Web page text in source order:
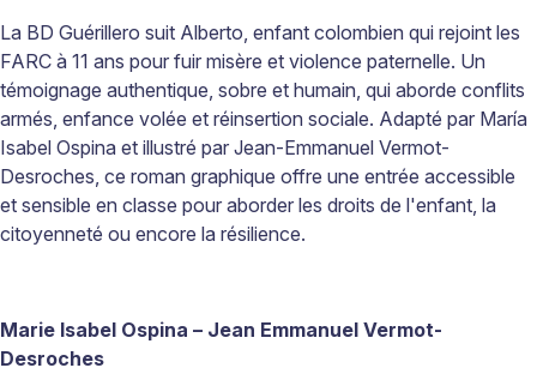
La BD Guérillero suit Alberto, enfant colombien qui rejoint les
FARC à 11 ans pour fuir misère et violence paternelle. Un
témoignage authentique, sobre et humain, qui aborde conflits
armés, enfance volée et réinsertion sociale. Adapté par María
Isabel Ospina et illustré par Jean-Emmanuel Vermot-
Desroches, ce roman graphique offre une entrée accessible
et sensible en classe pour aborder les droits de l'enfant, la
citoyenneté ou encore la résilience.
Marie Isabel Ospina – Jean Emmanuel Vermot-
Desroches